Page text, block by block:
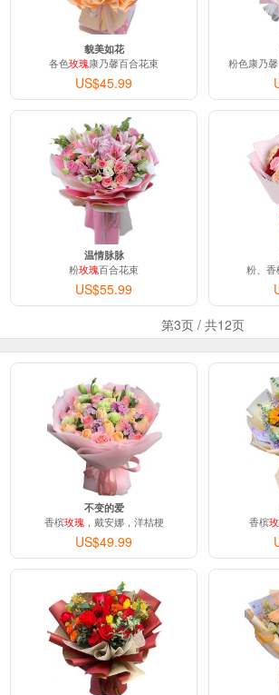
貌美如花
各色玫瑰康乃馨百合花束
US$45.99
粉色康乃
温情脉脉
粉玫瑰百合花束
US$55.99
粉、
第3页 / 共12页
不变的爱
香槟玫瑰 ，戴安娜，洋桔梗
US$49.99
香槟